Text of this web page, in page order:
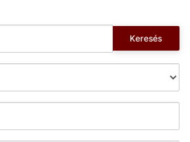
Keresés